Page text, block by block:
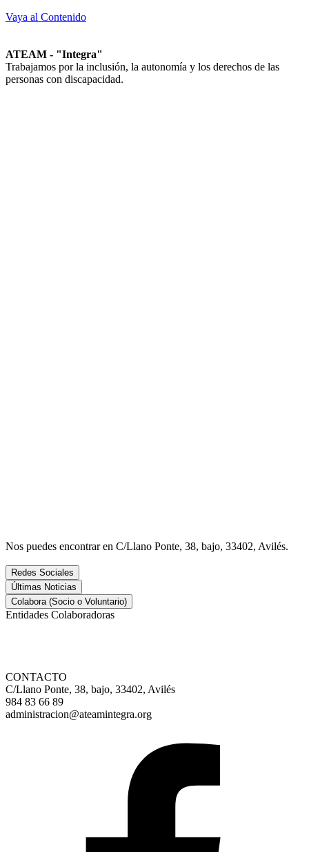
Vaya al Contenido
ATEAM - "Integra"
Trabajamos por la inclusión, la autonomía y los derechos de las
personas con discapacidad.
Nos puedes encontrar en C/Llano Ponte, 38, bajo, 33402, Avilés.
Redes Sociales
Últimas Noticias
Colabora (Socio o Voluntario)
Entidades Colaboradoras
CONTACTO
C/Llano Ponte, 38, bajo, 33402, Avilés
984 83 66 89
administracion@ateamintegra.org